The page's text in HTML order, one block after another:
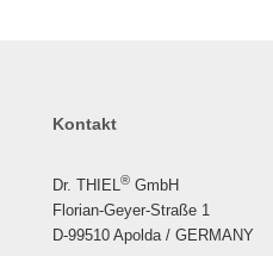
Kontakt
Dr. THIEL® GmbH
Florian-Geyer-Straße 1
D-99510 Apolda / GERMANY